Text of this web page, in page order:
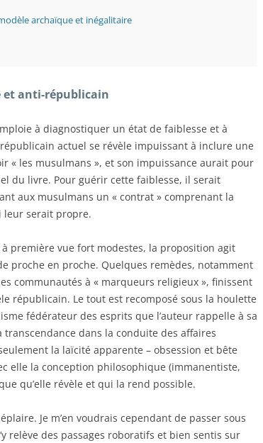
archaïque et inégalitaire
et anti-républicain
à diagnostiquer un état de faiblesse et à
actuel se révèle impuissant à inclure une
« les musulmans », et son impuissance aurait pour
du livre. Pour guérir cette faiblesse, il serait
aux musulmans un « contrat » comprenant la
leur serait propre.
première vue fort modestes, la proposition agit
proche en proche. Quelques remèdes, notamment
communautés à « marqueurs religieux », finissent
républicain. Le tout est recomposé sous la houlette
fédérateur des esprits que l’auteur rappelle à sa
dans la conduite des affaires
la laïcité apparente – obsession et bête
elle la conception philosophique (immanentiste,
qu’elle révèle et qui la rend possible.
Je m’en voudrais cependant de passer sous
relève des passages roboratifs et bien sentis sur